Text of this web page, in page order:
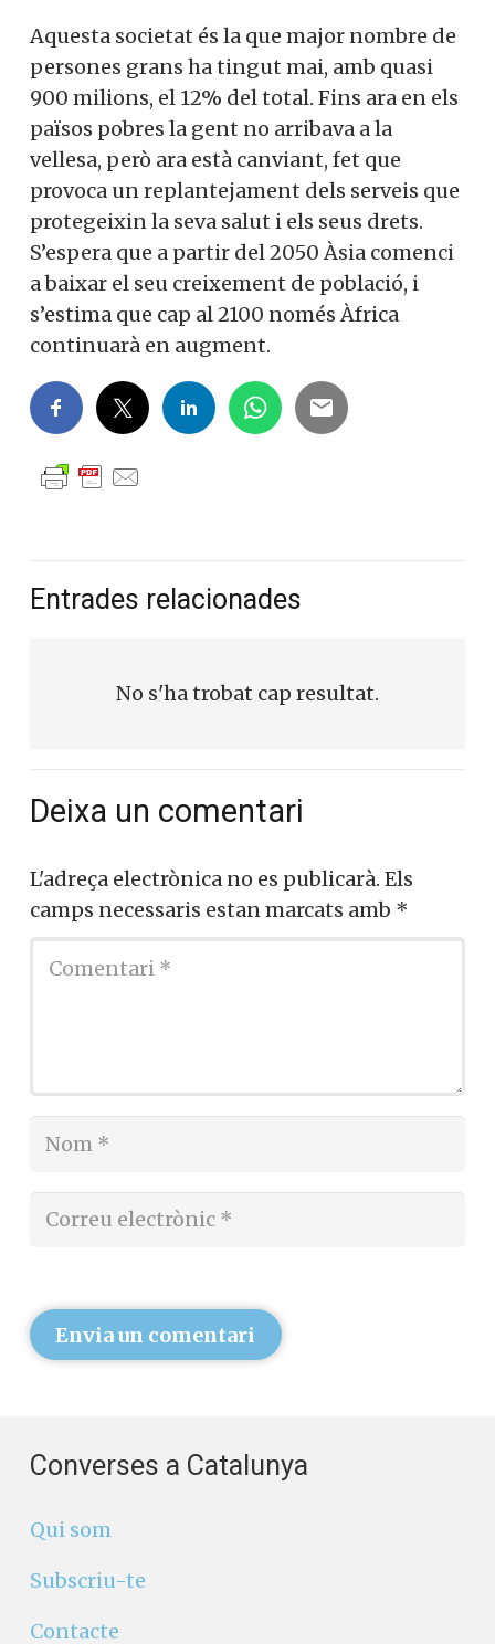
Aquesta societat és la que major nombre de
persones grans ha tingut mai, amb quasi
900 milions, el 12% del total. Fins ara en els
països pobres la gent no arribava a la
vellesa, però ara està canviant, fet que
provoca un replantejament dels serveis que
protegeixin la seva salut i els seus drets.
S’espera que a partir del 2050 Àsia comenci
a baixar el seu creixement de població, i
s’estima que cap al 2100 només Àfrica
continuarà en augment.
Entrades relacionades
No s'ha trobat cap resultat.
Deixa un comentari
L'adreça electrònica no es publicarà. Els
camps necessaris estan marcats amb *
Envia un comentari
Converses a Catalunya
Qui som
Subscriu-te
Contacte